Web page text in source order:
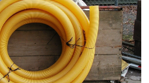
Anmeldung zu unserem Newsletter.